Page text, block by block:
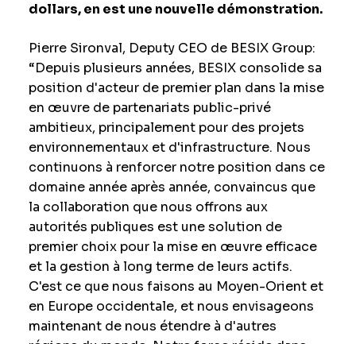
dollars, en est une nouvelle démonstration.
Pierre Sironval, Deputy CEO de BESIX Group:
“Depuis plusieurs années, BESIX consolide sa
position d'acteur de premier plan dans la mise
en œuvre de partenariats public-privé
ambitieux, principalement pour des projets
environnementaux et d'infrastructure. Nous
continuons à renforcer notre position dans ce
domaine année après année, convaincus que
la collaboration que nous offrons aux
autorités publiques est une solution de
premier choix pour la mise en œuvre efficace
et la gestion à long terme de leurs actifs.
C'est ce que nous faisons au Moyen-Orient et
en Europe occidentale, et nous envisageons
maintenant de nous étendre à d'autres